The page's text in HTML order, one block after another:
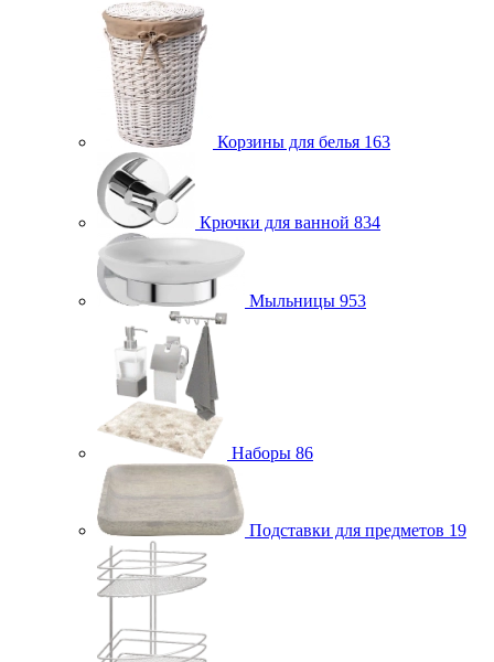
Корзины для белья 163
Крючки для ванной 834
Мыльницы 953
Наборы 86
Подставки для предметов 19